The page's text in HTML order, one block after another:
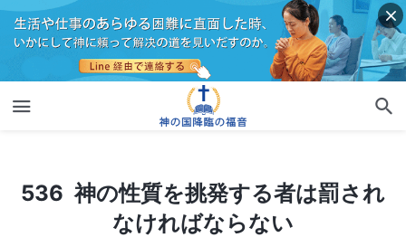
536 神の性質を挑発する者は罰されなければならない
536 神の性質を挑発する者は罰され
なければならない